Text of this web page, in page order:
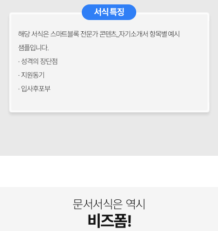
서식 특징
해당 서식은 스마트블록 전문가 콘텐츠_자기소개서 항목별 예시
샘플입니다.
· 성격의 장단점
· 지원동기
· 입사후포부
문서서식은 역시
비즈폼!